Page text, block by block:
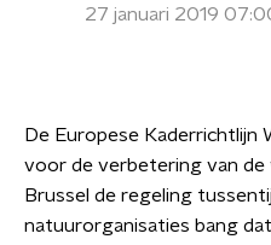
27 januari 2019
De Europese
voor de verbetering van de
Brussel de regeling
natuurorganisaties bang